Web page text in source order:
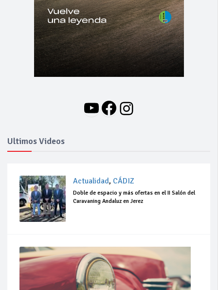
YouTube
Facebook
Instagram
Ultimos Videos
Actualidad, CÁDIZ
Doble de espacio y más ofertas en el II Salón del
Caravaning Andaluz en Jerez